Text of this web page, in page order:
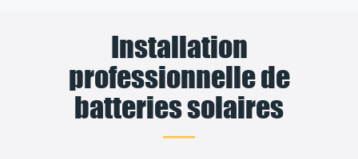
Installation
professionnelle de
batteries solaires